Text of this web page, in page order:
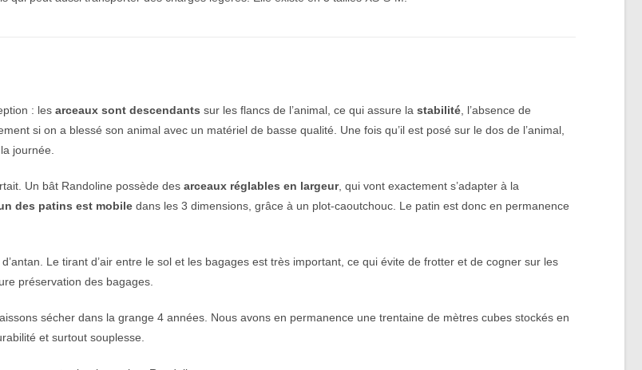
: les arceaux sont descendants sur les flancs de l’animal, ce qui assure la stabilité , l’absence de
si on a blessé son animal avec un matériel de basse qualité. Une fois qu’il est posé sur le dos de l’animal,
journée.
Un bât Randoline possède des arceaux réglables en largeur, qui vont exactement s’adapter à la
des patins est mobile dans les 3 dimensions, grâce à un plot-caoutchouc. Le patin est donc en permanence
Le tirant d’air entre le sol et les bagages est très important, ce qui évite de frotter et de cogner sur les
préservation des bagages.
sécher dans la grange 4 années. Nous avons en permanence une trentaine de mètres cubes stockés en
et surtout souplesse.